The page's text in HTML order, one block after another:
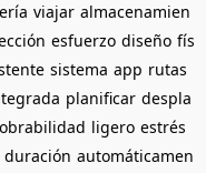
viajar almacenamien
esfuerzo diseño fís
sistema app rutas
planificar despla
ligero estrés
duración automáticamen